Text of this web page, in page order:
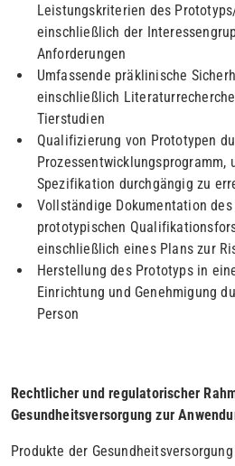
Leistungskriterien des
einschließlich der
Anforderungen
Umfassende präklinische
einschließlich
Tierstudien
Qualifizierung von Prototypen
Prozessentwicklungsprogramm,
Spezifikation durchgängig zu
Vollständige Dokumentation
prototypischen
einschließlich eines Plans zur
Herstellung des Prototyps in
Einrichtung und Genehmigung
Person
Rechtlicher und regulatorischer
Gesundheitsversorgung zur
Produkte der